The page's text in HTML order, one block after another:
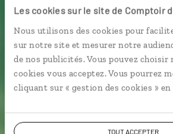
Les cookies sur le site de Comptoir
Nous utilisons des cookies pour
sur notre site et mesurer notre
de nos publicités. Vous pouvez choisir
cookies vous acceptez. Vous pourrez
cliquant sur « gestion des cookies » en
TOUT ACCEPTER
Anais,
spécialiste
spécialistes